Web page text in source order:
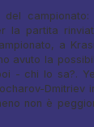
del
la partita
a
avuto la
- chi lo sa?.
Dmitriev
non è